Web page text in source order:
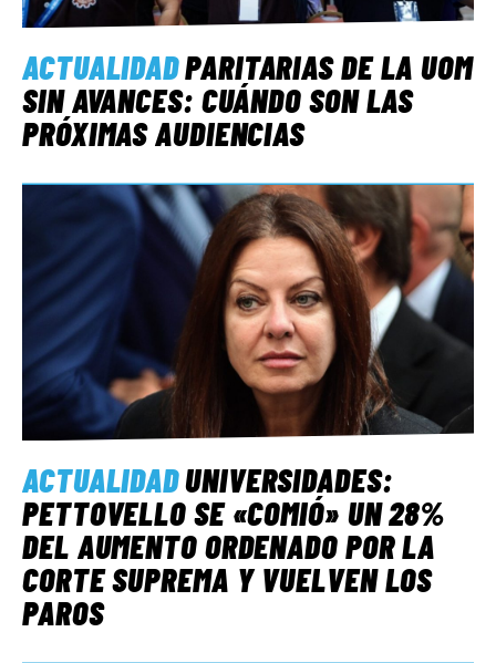
ACTUALIDADPARITARIAS DE LA UOM
SIN AVANCES: CUÁNDO SON LAS
PRÓXIMAS AUDIENCIAS
ACTUALIDADUNIVERSIDADES:
PETTOVELLO SE «COMIÓ» UN 28%
DEL AUMENTO ORDENADO POR LA
CORTE SUPREMA Y VUELVEN LOS
PAROS